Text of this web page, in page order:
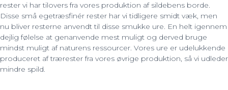
rester vi har tilovers fra vores produktion af sildebens borde.
Disse små egetræsfinér rester har vi tidligere smidt væk, men
nu bliver resterne anvendt til disse smukke ure. En helt igennem
dejlig følelse at genanvende mest muligt og derved bruge
mindst muligt af naturens ressourcer. Vores ure er udelukkende
produceret af trærester fra vores øvrige produktion, så vi udleder
mindre spild.